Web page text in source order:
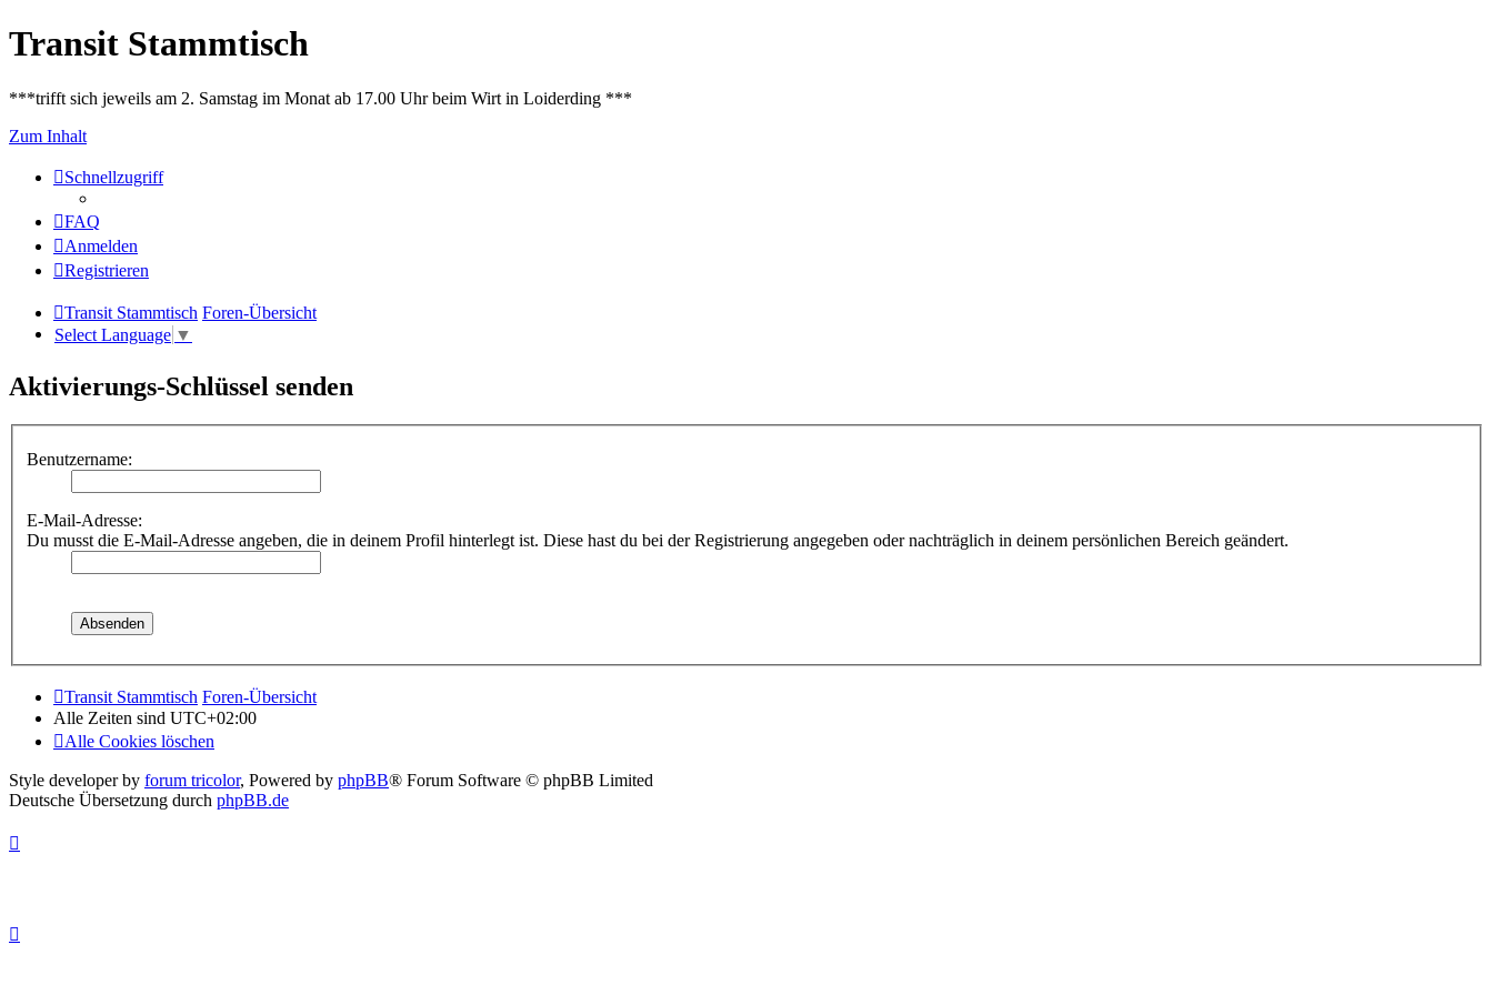
Transit Stammtisch
***trifft sich jeweils am 2. Samstag im Monat ab 17.00 Uhr beim Wirt in Loiderding ***
Zum Inhalt
Schnellzugriff
FAQ
Anmelden
Registrieren
Transit Stammtisch Foren-Übersicht
Select Language ▼
Aktivierungs-Schlüssel senden
Benutzername:
E-Mail-Adresse:
Du musst die E-Mail-Adresse angeben, die in deinem Profil hinterlegt ist. Diese hast du bei der Registrierung angegeben oder nachträglich in deinem persönlichen Bereich geändert.
Transit Stammtisch Foren-Übersicht
Alle Zeiten sind UTC+02:00
Alle Cookies löschen
Style developer by forum tricolor, Powered by phpBB® Forum Software © phpBB Limited
Deutsche Übersetzung durch phpBB.de